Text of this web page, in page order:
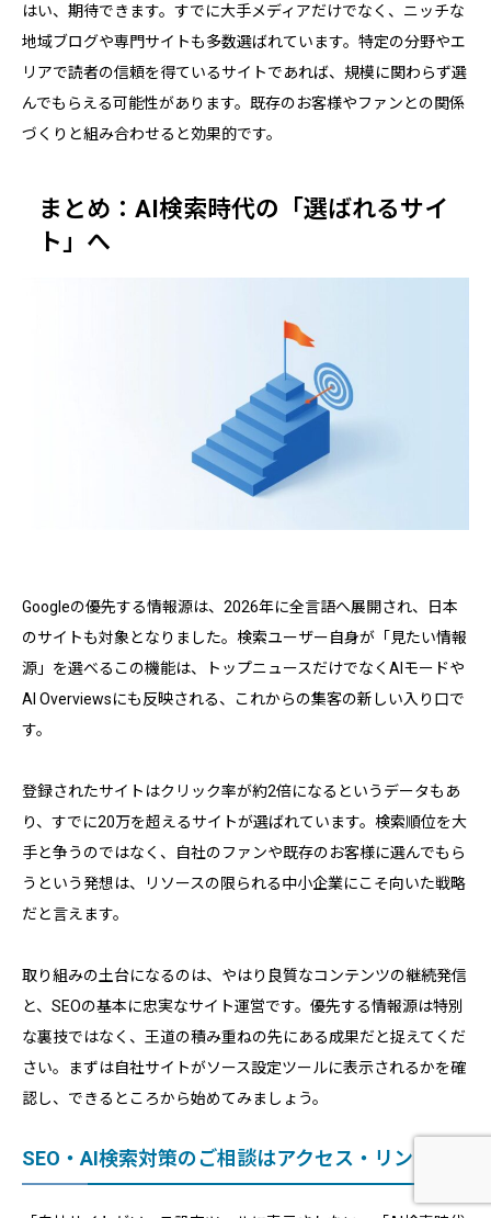
はい、期待できます。すでに大手メディアだけでなく、ニッチな
地域ブログや専門サイトも多数選ばれています。特定の分野やエ
リアで読者の信頼を得ているサイトであれば、規模に関わらず選
んでもらえる可能性があります。既存のお客様やファンとの関係
づくりと組み合わせると効果的です。
まとめ：AI検索時代の「選ばれるサイ
ト」へ
Googleの優先する情報源は、2026年に全言語へ展開され、日本
のサイトも対象となりました。検索ユーザー自身が「見たい情報
源」を選べるこの機能は、トップニュースだけでなくAIモードや
AI Overviewsにも反映される、これからの集客の新しい入り口で
す。
登録されたサイトはクリック率が約2倍になるというデータもあ
り、すでに20万を超えるサイトが選ばれています。検索順位を大
手と争うのではなく、自社のファンや既存のお客様に選んでもら
うという発想は、リソースの限られる中小企業にこそ向いた戦略
だと言えます。
取り組みの土台になるのは、やはり良質なコンテンツの継続発信
と、SEOの基本に忠実なサイト運営です。優先する情報源は特別
な裏技ではなく、王道の積み重ねの先にある成果だと捉えてくだ
さい。まずは自社サイトがソース設定ツールに表示されるかを確
認し、できるところから始めてみましょう。
SEO・AI検索対策のご相談はアクセス・リンクへ
ホーム 問い合わせ 電話する